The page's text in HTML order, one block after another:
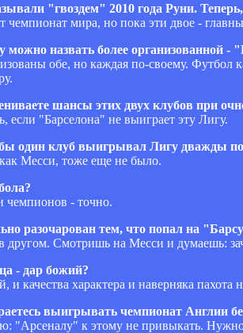
"гвоздем" 2010 года Руни.
чемпионат мира, но пока эти двое -
можно назвать более организованной
обе, но каждая по-своему.
шансы этих двух клубов при
если "Барселона" не выиграет эту Лигу.
один клуб выигрывал Лигу дважды
Месси, тоже еще не было.
чемпионов - точно.
разочарован тем, что попал на
другом. Смотришь на Месси и думаешь:
- дар божий?
и качества характера и наверняка пахота
выигрывать чемпионат Англии
"Арсеналу" к этому не привыкать.